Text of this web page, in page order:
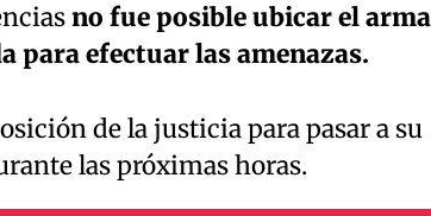
no fue posible ubicar el arma
para efectuar las amenazas.
de la justicia para pasar a su
las próximas horas.